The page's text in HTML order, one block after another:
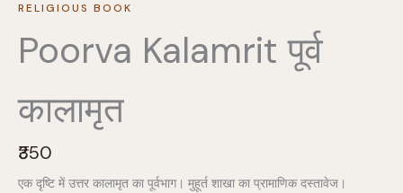
RELIGIOUS BOOK
Poorva Kalamrit पूर्व
कालामृत
N
o
₹350
एक दृष्टि में उत्तर कालामृत का पूर्वभाग। मुहूर्त शाखा का प्रामाणिक दस्तावेज।